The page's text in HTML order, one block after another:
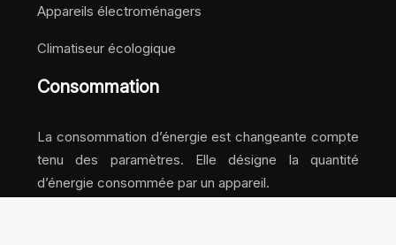
Appareils électroménagers
Climatiseur écologique
Consommation
La consommation d’énergie est changeante compte
tenu des paramètres. Elle désigne la quantité
d’énergie consommée par un appareil.